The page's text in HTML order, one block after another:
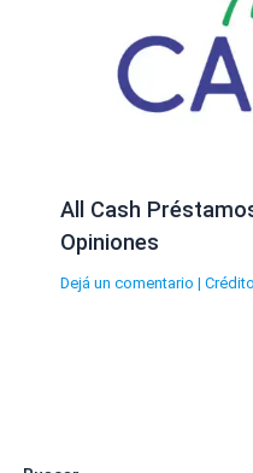
All Cash
Opiniones
Dejá un comentario |